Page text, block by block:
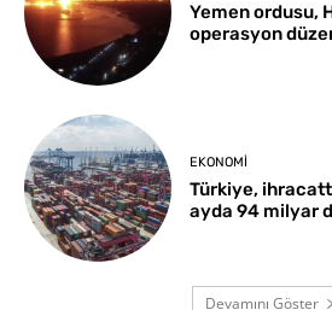
Yemen ordusu,
operasyon
EKONOMI
Türkiye,
ayda 94 milyar
Devamını Göster